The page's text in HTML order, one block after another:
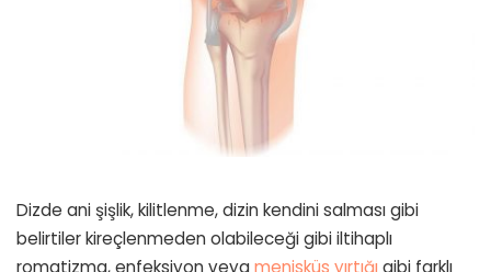
Dizde ani şişlik, kilitlenme, dizin kendini salması gibi
belirtiler kireçlenmeden olabileceği gibi iltihaplı
romatizma, enfeksiyon veya menisküs yırtığı gibi farklı